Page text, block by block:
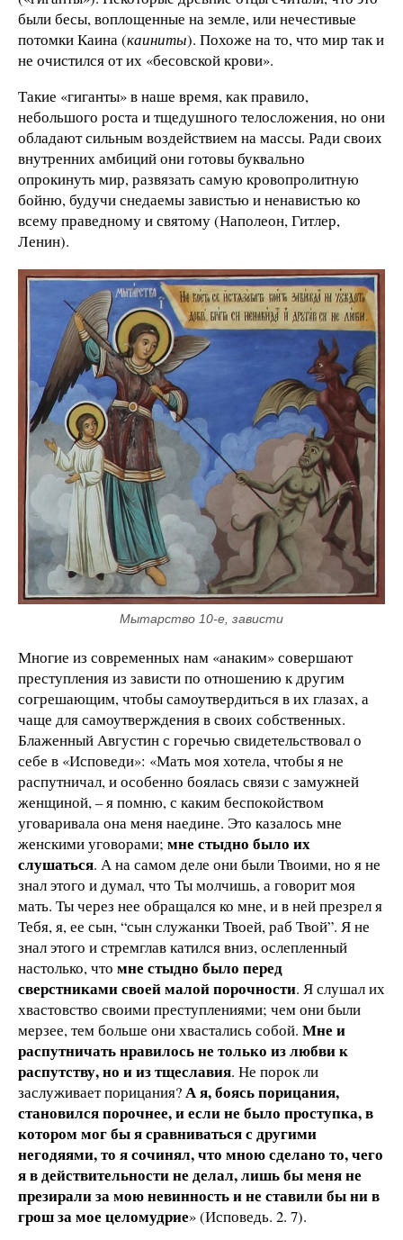
были бесы, воплощенные на земле, или нечестивые
потомки Каина (каиниты). Похоже на то, что мир так и
не очистился от их «бесовской крови».
Такие «гиганты» в наше время, как правило,
небольшого роста и тщедушного телосложения, но они
обладают сильным воздействием на массы. Ради своих
внутренних амбиций они готовы буквально
опрокинуть мир, развязать самую кровопролитную
бойню, будучи снедаемы завистью и ненавистью ко
всему праведному и святому (Наполеон, Гитлер,
Ленин).
Мытарство 10-е, зависти
Многие из современных нам «анаким» совершают
преступления из зависти по отношению к другим
согрешающим, чтобы самоутвердиться в их глазах, а
чаще для самоутверждения в своих собственных.
Блаженный Августин с горечью свидетельствовал о
себе в «Исповеди»: «Мать моя хотела, чтобы я не
распутничал, и особенно боялась связи с замужней
женщиной, – я помню, с каким беспокойством
уговаривала она меня наедине. Это казалось мне
женскими уговорами; мне стыдно было их
слушаться. А на самом деле они были Твоими, но я не
знал этого и думал, что Ты молчишь, а говорит моя
мать. Ты через нее обращался ко мне, и в ней презрел я
Тебя, я, ее сын, “сын служанки Твоей, раб Твой”. Я не
знал этого и стремглав катился вниз, ослепленный
настолько, что мне стыдно было перед
сверстниками своей малой порочности. Я слушал их
хвастовство своими преступлениями; чем они были
мерзее, тем больше они хвастались собой. Мне и
распутничать нравилось не только из любви к
распутству, но и из тщеславия. Не порок ли
заслуживает порицания?А я, боясь порицания,
становился порочнее, и если не было проступка, в
котором мог бы я сравниваться с другими
негодяями, то я сочинял, что мною сделано то, чего
я в действительности не делал, лишь бы меня не
презирали за мою невинность и не ставили бы ни в
грош за мое целомудрие» (Исповедь. 2. 7).